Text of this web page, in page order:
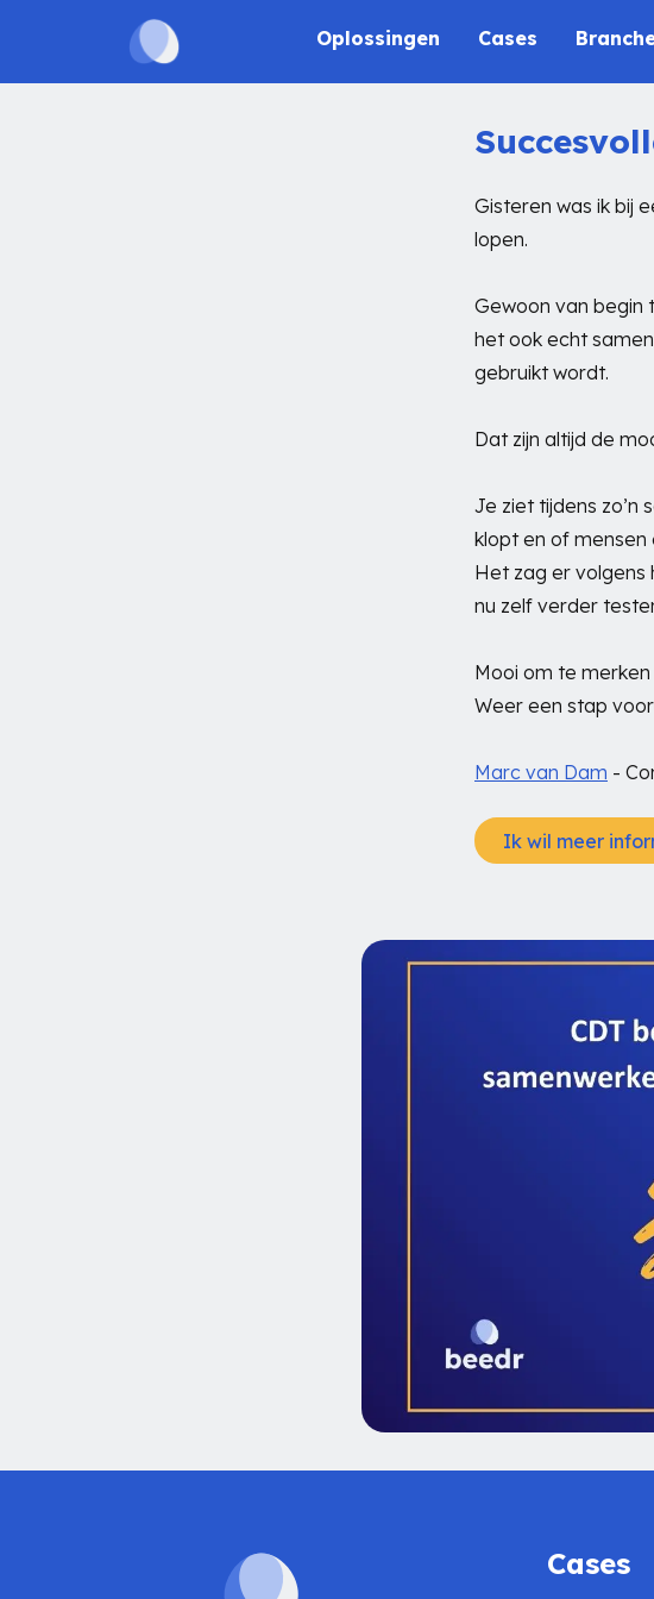
Oplossingen Cases
Gisteren was ik bij
lopen.
Gewoon van begin
het ook echt
gebruikt wordt.
Dat zijn altijd de
Je ziet tijdens zo’n
klopt en of mensen
Het zag er volgens
nu zelf verder
Mooi om te
Weer een stap
Marc van Dam -
Ik wil meer
Cases